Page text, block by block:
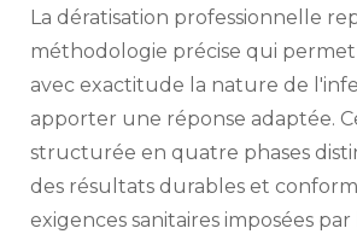
La dératisation professionnelle
méthodologie précise qui
avec exactitude la nature de
apporter une réponse adaptée.
structurée en quatre phases
des résultats durables et
exigences sanitaires imposées